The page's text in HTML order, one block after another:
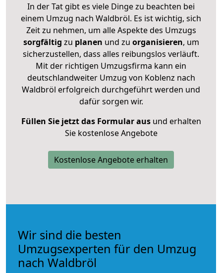
In der Tat gibt es viele Dinge zu beachten bei
einem Umzug nach Waldbröl. Es ist wichtig, sich
Zeit zu nehmen, um alle Aspekte des Umzugs
sorgfältig zu planen und zu organisieren, um
sicherzustellen, dass alles reibungslos verläuft.
Mit der richtigen Umzugsfirma kann ein
deutschlandweiter Umzug von Koblenz nach
Waldbröl erfolgreich durchgeführt werden und
dafür sorgen wir.
Füllen Sie jetzt das Formular ausund erhalten
Sie kostenlose Angebote
Kostenlose Angebote erhalten
Wir sind die besten
Umzugsexperten für den Umzug
nach Waldbröl